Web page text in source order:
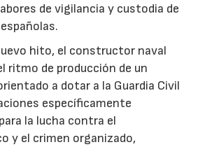
de vigilancia y custodia de
hito, el constructor naval
ritmo de producción de un
a dotar a la Guardia Civil
específicamente
la lucha contra el
y el crimen organizado,